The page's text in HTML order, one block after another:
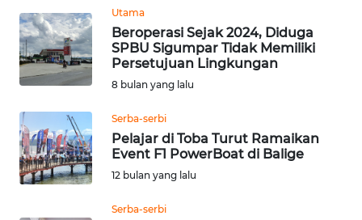
Utama
Beroperasi Sejak 2024, Diduga
SPBU Sigumpar Tidak Memiliki
Persetujuan Lingkungan
8 bulan yang lalu
Serba-serbi
Pelajar di Toba Turut Ramaikan
Event F1 PowerBoat di Balige
12 bulan yang lalu
Serba-serbi
Regional
WN
SUMUT
WN
JAKARTA
WN